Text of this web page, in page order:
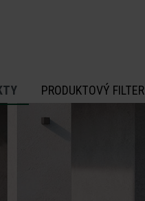
PRODUKTOVÝ FILTER